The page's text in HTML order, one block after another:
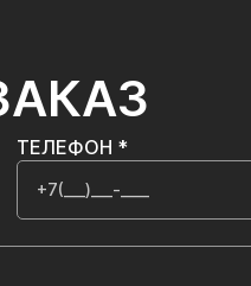
ТЕЛЕФОН *